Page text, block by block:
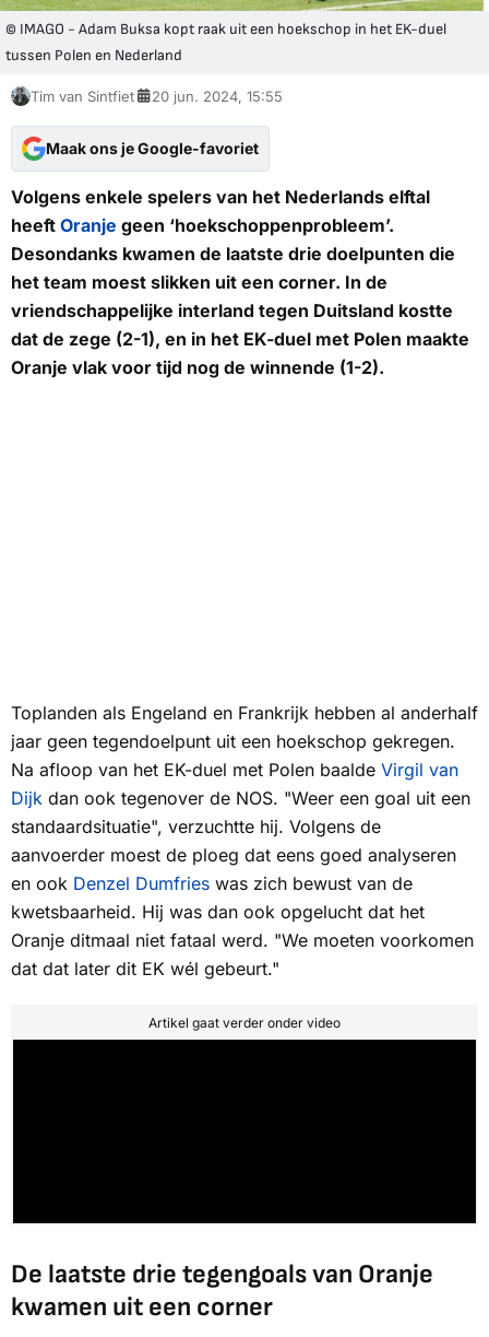
© IMAGO - Adam Buksa kopt raak uit een hoekschop in het EK-duel
tussen Polen en Nederland
Tim van Sintfiet 20 jun. 2024, 15:55
Maak ons je Google-favoriet
Volgens enkele spelers van het Nederlands elftal
heeft Oranje geen ‘hoekschoppenprobleem’.
Desondanks kwamen de laatste drie doelpunten die
het team moest slikken uit een corner. In de
vriendschappelijke interland tegen Duitsland kostte
dat de zege (2-1), en in het EK-duel met Polen maakte
Oranje vlak voor tijd nog de winnende (1-2).
Toplanden als Engeland en Frankrijk hebben al anderhalf
jaar geen tegendoelpunt uit een hoekschop gekregen.
Na afloop van het EK-duel met Polen baalde Virgil van
Dijk dan ook tegenover de NOS. "Weer een goal uit een
standaardsituatie", verzuchtte hij. Volgens de
aanvoerder moest de ploeg dat eens goed analyseren
en ook Denzel Dumfries was zich bewust van de
kwetsbaarheid. Hij was dan ook opgelucht dat het
Oranje ditmaal niet fataal werd. "We moeten voorkomen
dat dat later dit EK wél gebeurt."
Artikel gaat verder onder video
De laatste drie tegengoals van Oranje
kwamen uit een corner